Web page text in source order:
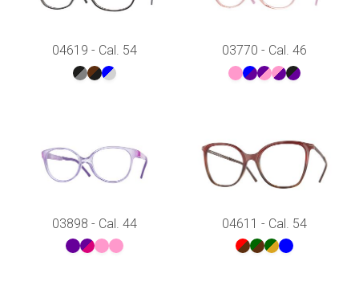
04619 - Cal. 54 03770 - Cal. 46
03898 - Cal. 44 04611 - Cal. 54